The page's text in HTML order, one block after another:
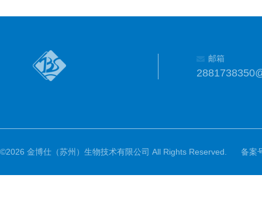
邮箱
©2026 金博仕（苏州）生物技术有限公司 All Rights Reserved. 备案